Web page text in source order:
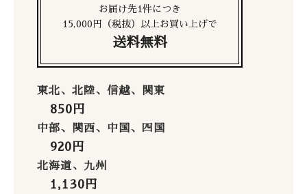
お届け先1件につき
15,000円（税抜）以上お買い上げで
送料無料
東北、北陸、信越、関東
850円
中部、関西、中国、四国
920円
北海道、九州
1,130円